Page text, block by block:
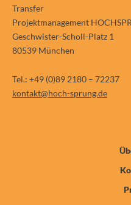
Transfer
Projektmanagement
Geschwister-Scholl-Platz 1
80539 München
Tel.: +49 (0)89 2180 – 72237
kontakt@hoch-sprung.de